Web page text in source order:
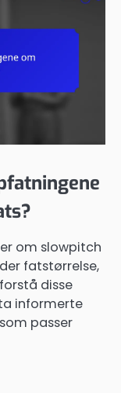
om slowpitch
fatstørrelse,
disse
informerte
passer